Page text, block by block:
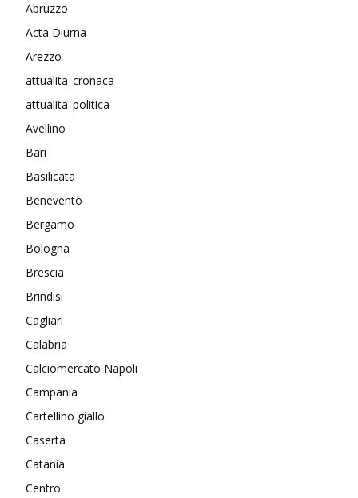
Abruzzo
Acta Diurna
Arezzo
attualita_cronaca
attualita_politica
Avellino
Bari
Basilicata
Benevento
Bergamo
Bologna
Brescia
Brindisi
Cagliari
Calabria
Calciomercato Napoli
Campania
Cartellino giallo
Caserta
Catania
Centro